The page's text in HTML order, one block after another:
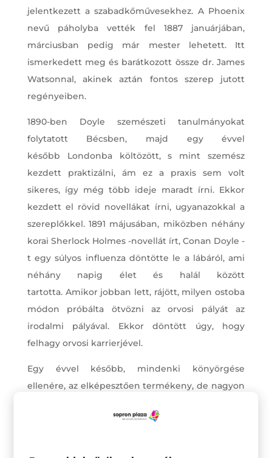
jelentkezett a szabadkőművesekhez. A Phoenix
nevű páholyba vették fel 1887 januárjában,
márciusban pedig már mester lehetett. Itt
ismerkedett meg és barátkozott össze dr. James
Watsonnal, akinek aztán fontos szerep jutott
regényeiben.
1890-ben Doyle szemészeti tanulmányokat
folytatott Bécsben, majd egy évvel
később Londonba költözött, s mint szemész
kezdett praktizálni, ám ez a praxis sem volt
sikeres, így még több ideje maradt írni. Ekkor
kezdett el rövid novellákat írni, ugyanazokkal a
szereplőkkel. 1891 májusában, miközben néhány
korai Sherlock Holmes -novellát írt, Conan Doyle -
t egy súlyos influenza döntötte le a lábáról, ami
néhány napig élet és halál között
tartotta. Amikor jobban lett, rájött, milyen ostoba
módon próbálta ötvözni az orvosi pályát az
irodalmi pályával. Ekkor döntött úgy, hogy
felhagy orvosi karrierjével.
Egy évvel később, mindenki könyörgése
ellenére, az elképesztően termékeny, de nagyon
Sherlock Holmes -tól. 1893 decemberében, hogy